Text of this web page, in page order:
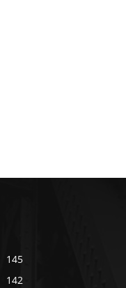
145
142